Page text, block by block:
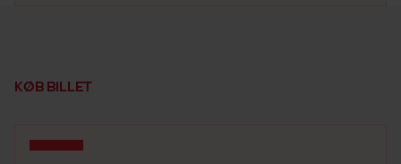
KØB BILLET